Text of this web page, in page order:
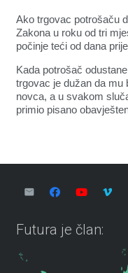
Ako trgovac potrošaču
Zakona u roku od tri
počinje teći od dana
Kada potrošač
trgovac je dužan da mu
novca, a u svakom
primio pisano
Futura je član: